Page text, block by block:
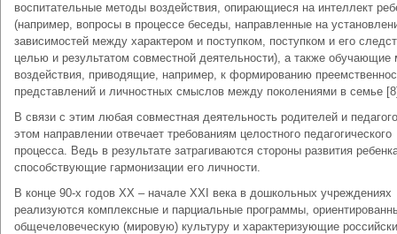
воспитательные методы воздействия, опирающиеся на интеллект
(например, вопросы в процессе беседы, направленные на
зависимостей между характером и поступком, поступком и его
целью и результатом совместной деятельности), а также обучающие
воздействия, приводящие, например, к формированию
представлений и личностных смыслов между поколениями в семье
В связи с этим любая совместная деятельность родителей и
этом направлении отвечает требованиям целостного педагогического
процесса. Ведь в результате затрагиваются стороны развития
способствующие гармонизации его личности.
В конце 90-х годов XX – начале XXI века в дошкольных учреждениях
реализуются комплексные и парциальные программы,
общечеловеческую (мировую) культуру и характеризующие